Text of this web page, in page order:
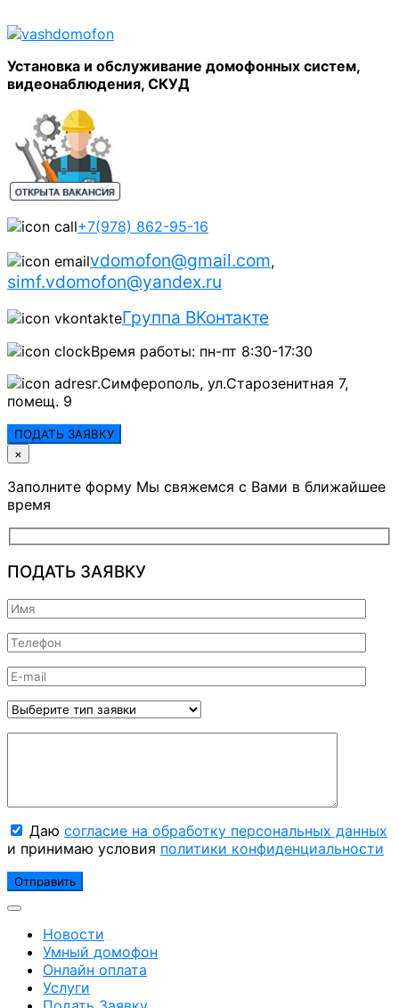
Установка и обслуживание домофонных систем,
видеонаблюдения, СКУД
+7(978) 862-95-16
vdomofon@gmail.com,
simf.vdomofon@yandex.ru
Группа ВКонтакте
Время работы: пн-пт 8:30-17:30
г.Симферополь, ул.Старозенитная 7,
помещ. 9
ПОДАТЬ ЗАЯВКУ
×
Заполните форму Мы свяжемся с Вами в ближайшее
время
ПОДАТЬ ЗАЯВКУ
Даю согласие на обработку персональных данных
и принимаю условия политики конфиденциальности
Новости
Умный домофон
Онлайн оплата
Услуги